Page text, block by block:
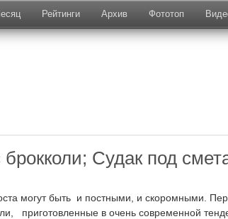
Рейтинги Архив Фототоп
Судак под
могут быть и постными, и скоромными.
приготовленные в очень современной